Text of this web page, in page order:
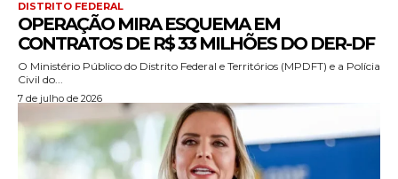
DISTRITO FEDERAL
OPERAÇÃO MIRA ESQUEMA EM
CONTRATOS DE R$ 33 MILHÕES DO DER-DF
O Ministério Público do Distrito Federal e Territórios (MPDFT) e a Polícia
Civil do...
7 de julho de 2026